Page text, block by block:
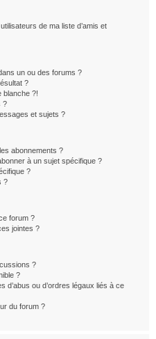
de ma liste d’amis et
un ou des forums ?
?
blanche ?!
?
et sujets ?
abonnements ?
à un sujet spécifique ?
?
?
forum ?
jointes ?
?
?
d’abus ou d’ordres légaux liés à ce
du forum ?